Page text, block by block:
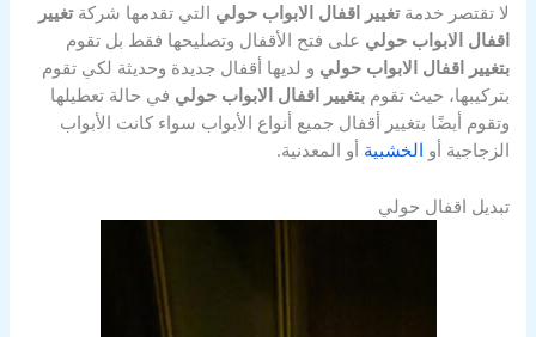
لا تقتصر خدمةتغيير اقفال الابواب حولي التي تقدمها شركةتغيير
اقفال الابواب حولي على فتح الأقفال وتصليحها فقط بل تقوم
بتغيير اقفال الابواب حولي و لديها أقفال جديدة وحديثة لكي تقوم
بتركيبها، حيث تقومبتغيير اقفال الابواب حولي في حالة تعطيلها
وتقوم أيضًا بتغيير أقفال جميع أنواع الأبواب سواء كانت الأبواب
الزجاجية أو الخشبية أو المعدنية.
تبديل اقفال حولي